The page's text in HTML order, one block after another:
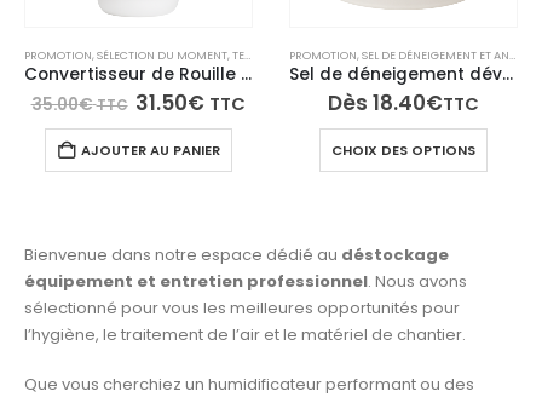
du
produit
PROMOTION,SÉLECTION DU MOMENT,TECH N'FAST ,TRAITEMENT DE LA ROUILLE
Convertisseur de Rouille Stop Rouille – Traitement Anti-Corrosion Métal, Neutralise la Rouille et Protège Durablement
35.00€TTC 31.50€ TTC
AJOUTER AU PANIER
PROMOTION,SEL DE DÉNEIGEMENT ET ANTI-GEL
Sel de déneigement déverglaçant – D’NEIGE
Dès 18.40€TTC
CHOIX DES OPTIONS
Bienvenue dans notre espace dédié au déstockage
équipement et entretien professionnel. Nous avons
sélectionné pour vous les meilleures opportunités pour
l’hygiène, le traitement de l’air et le matériel de chantier.
Que vous cherchiez un humidificateur performant ou des